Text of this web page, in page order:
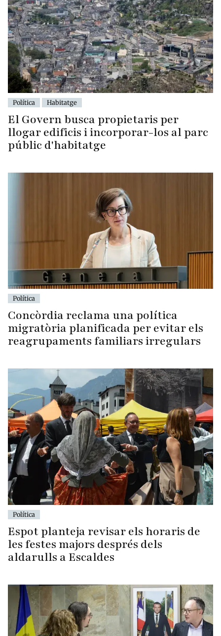
Política Habitatge
El Govern busca propietaris per
llogar edificis i incorporar-los al parc
públic d'habitatge
Política
Concòrdia reclama una política
migratòria planificada per evitar els
reagrupaments familiars irregulars
Política
Espot planteja revisar els horaris de
les festes majors després dels
aldarulls a Escaldes